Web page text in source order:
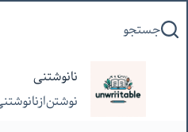
به
جستجو
نانوشتنی